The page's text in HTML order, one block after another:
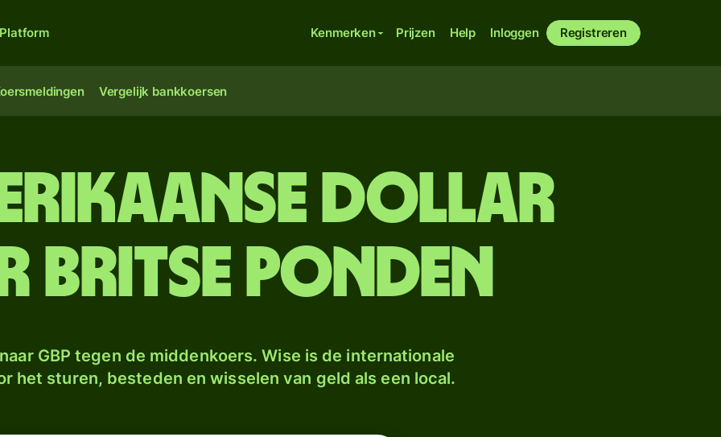
Platform Kenmerken Prijzen Help Inloggen Registreren
Vergelijk bankkoersen
dollar
Britse ponden
GBP tegen de middenkoers. Wise is de internationale
het sturen, besteden en wisselen van geld als een local.